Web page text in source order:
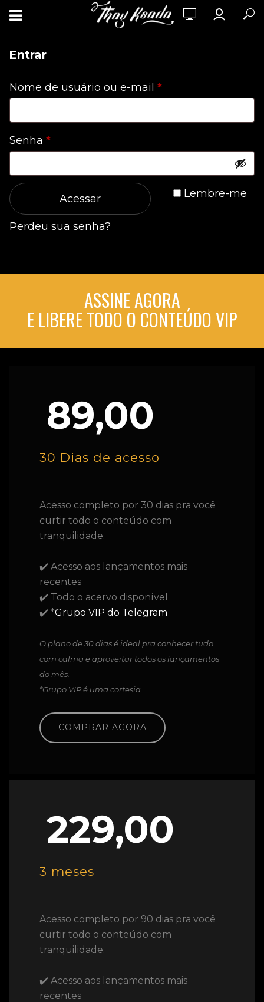
Entrar
Nome de usuário ou e-mail *Obrigatório
Senha *Obrigatório
Lembre-me
Acessar
Perdeu sua senha?
ASSINE AGORA
E LIBERE TODO O CONTEÚDO VIP
89,00
30 Dias de acesso
Acesso completo por 30 dias pra você
curtir todo o conteúdo com
tranquilidade.
✔️ Acesso aos lançamentos mais
recentes
✔️ Todo o acervo disponível
✔️ *Grupo VIP do Telegram
O plano de 30 dias é ideal pra conhecer tudo
com calma e aproveitar todos os lançamentos
do mês.
*Grupo VIP é uma cortesia
COMPRAR AGORA
229,00
3 meses
Acesso completo por 90 dias pra você
curtir todo o conteúdo com
tranquilidade.
✔️ Acesso aos lançamentos mais
recentes